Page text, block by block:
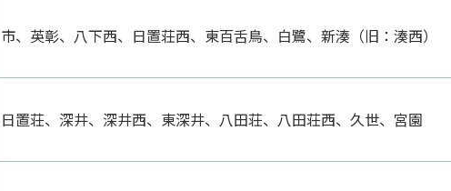
市、英彰、八下西、日置荘西、東百舌鳥、白鷺、新湊（旧：湊西）
日置荘、深井、深井西、東深井、八田荘、八田荘西、久世、宮園